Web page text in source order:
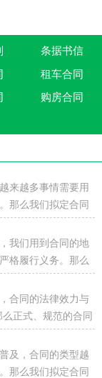
条据书信
买卖类合同
租售类合同
租车合同
购房合同
来越多事情需要用
那么我们拟定合同
的...
我们用到合同的地
格履行义务。那么
小编...
合同的法律效力与
正式、规范的合同
...
及，合同的类型越
那么我们拟定合同